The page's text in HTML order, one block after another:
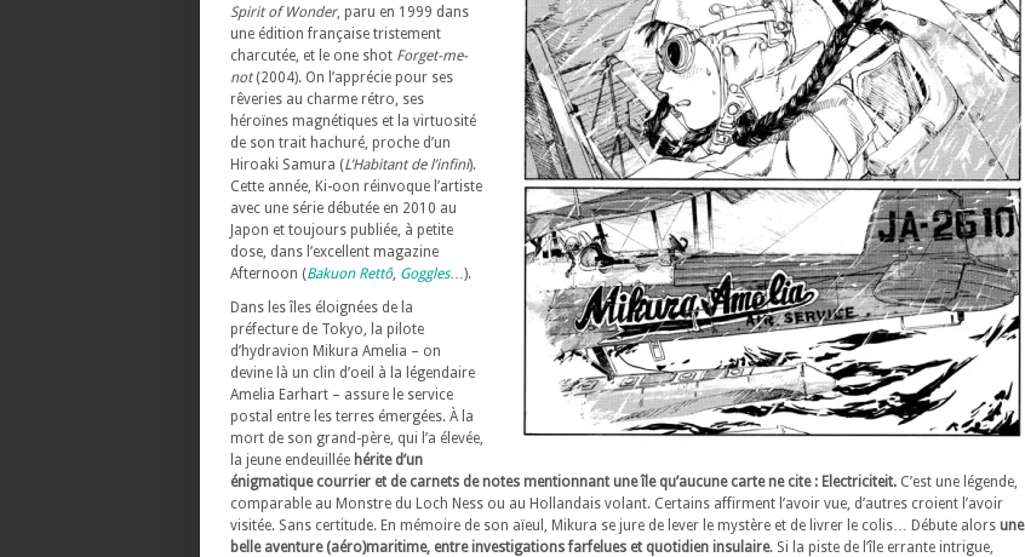
Spirit of Wonder, paru en 1999 dans
une édition française tristement
charcutée, et le one shot Forget-me-
not(2004). On l’apprécie pour ses
rêveries au charme rétro, ses
héroïnes magnétiques et la virtuosité
de son trait hachuré, proche d’un
Hiroaki Samura (L’Habitant de l’infini).
Cette année, Ki-oon réinvoque l’artiste
avec une série débutée en 2010 au
Japon et toujours publiée, à petite
dose, dans l’excellent magazine
Afternoon (Bakuon Rettô, Goggles…).
Dans les îles éloignées de la
préfecture de Tokyo, la pilote
d’hydravion Mikura Amelia – on
devine là un clin d’oeil à la légendaire
Amelia Earhart – assure le service
postal entre les terres émergées. À la
mort de son grand-père, qui l’a élevée,
la jeune endeuillée hérite d’un
énigmatique courrier et de carnets de notes mentionnant une île qu’aucune carte ne cite : Electriciteit. C’est une légende,
comparable au Monstre du Loch Ness ou au Hollandais volant. Certains affirment l’avoir vue, d’autres croient l’avoir
visitée. Sans certitude. En mémoire de son aïeul, Mikura se jure de lever le mystère et de livrer le colis… Débute alors une
belle aventure (aéro)maritime, entre investigations farfelues et quotidien insulaire. Si la piste de l’île errante intrigue,